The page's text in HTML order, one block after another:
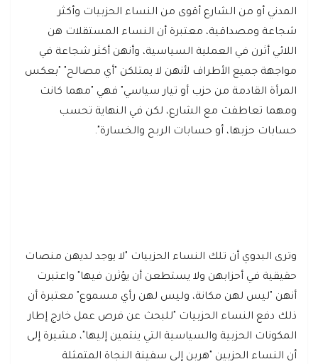
المدني أو من الشارع أقوى من النساء الحزبيات وأكثر
شجاعة ومصداقية، معتبرة أن النساء المستقلات هن
اللائي أثرن في العملية السياسية، وأنهن أكثر شجاعة في
مواجهة جميع الأطراف لأنهن لا يمتلكن "أي مصالح" "بعكس
المرأة القادمة من حزب أو تيار سياسي" فهي "مهما كانت
ومهما تعاطفت مع الشارع، لكن في النهاية تحسب
حسابات حزبها، أو حسابات الربح والخسارة".
وترى البدوي أن تلك النساء الحزبيات "لا يوجد لديهن منصات
حقيقية في أحزابهن ولا يستطعن أن يؤثرن فيها" واعتبرت
أنهن "ليس لهن مكانة، وليس لهن رأي مسموع" معتبرة أن
ذلك دفع النساء الحزبيات "للبحث عن فرص عمل خارج إطار
المكونات الحزبية والسياسية التي ينتمين إليها"، مشيرة إلى
أن النساء الحزبين "هربن إلى سفينة النجاة المتمثلة